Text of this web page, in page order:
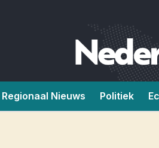
Regionaal Nieuws Politiek